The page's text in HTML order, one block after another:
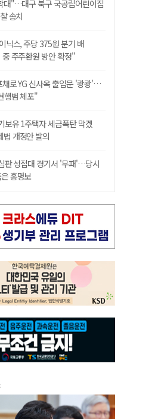
대"…대구 북구 국공립어린이집
송치
닉스, 주당 375원 분기 배
주주환원 방안 확정"
로 YG 신사옥 출입문 '쾅쾅'…
행범 체포"
보유 1주택자 세금폭탄 막겠
개정안 발의
판 성접대 경기서 '무패'…당시
홍명보